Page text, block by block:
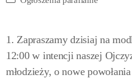
1. Zapraszamy dzisiaj na
12:00 w intencji naszej
młodzieży, o nowe